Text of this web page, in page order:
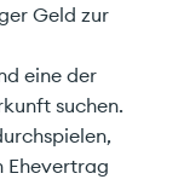
Geld zur
eine der
suchen.
Ehevertrag